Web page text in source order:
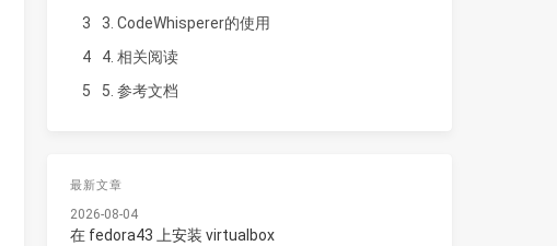
3
3. CodeWhisperer的使用
4
4. 相关阅读
5
5. 参考文档
最新文章
2026-08-04
在 fedora43 上安装 virtualbox